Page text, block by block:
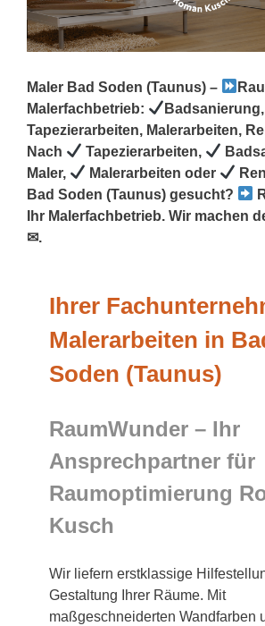
Maler Bad Soden (Taunus) –
Malerfachbetrieb:
Badsanierung,
Tapezierarbeiten, Malerarbeiten,
Nach
Tapezierarbeiten,
Maler,
Malerarbeiten oder
Bad Soden (Taunus) gesucht?
Ihr Malerfachbetrieb. Wir machen
✉.
Ihrer
Malerarbeiten in
Soden (Taunus)
RaumWunder – Ihr
Ansprechpartner für
Raumoptimierung
Kusch
Wir liefern erstklassige
Gestaltung Ihrer Räume. Mit
maßgeschneiderten Wandfarben